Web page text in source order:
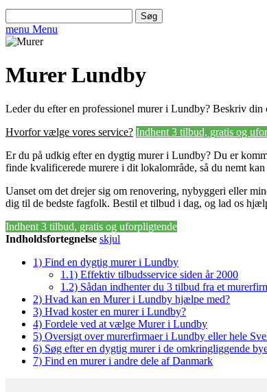
efter:
menu Menu
Murer Lundby
Leder du efter en professionel murer i Lundby? Beskriv
Hvorfor vælge vores service? Indhent 3 tilbud, gratis og
Er du på udkig efter en dygtig murer i Lundby? Du er
finde kvalificerede murere i dit lokalområde, så du nemt
Uanset om det drejer sig om renovering, nybyggeri eller
dig til de bedste fagfolk. Bestil et tilbud i dag, og lad os
Indhent 3 tilbud, gratis og uforpligtende
Indholdsfortegnelse skjul
1) Find en dygtig murer i Lundby
1.1) Effektiv tilbudsservice siden år 2000
1.2) Sådan indhenter du 3 tilbud fra et
2) Hvad kan en Murer i Lundby hjælpe med?
3) Hvad koster en murer i Lundby?
4) Fordele ved at vælge Murer i Lundby
5) Oversigt over murerfirmaer i Lundby eller hele
6) Søg efter en dygtig murer i de omkringliggende
7) Find en murer i andre dele af Danmark